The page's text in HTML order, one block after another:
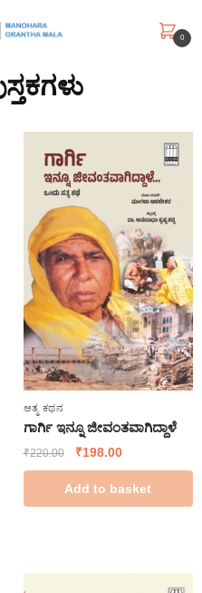
0
ಆತ್ಮ ಕಥನ
ಗಾರ್ಗಿ ಇನ್ನೂ ಜೀವಂತವಾಗಿದ್ದಾಳೆ
₹220.00 ₹198.00
Add to basket